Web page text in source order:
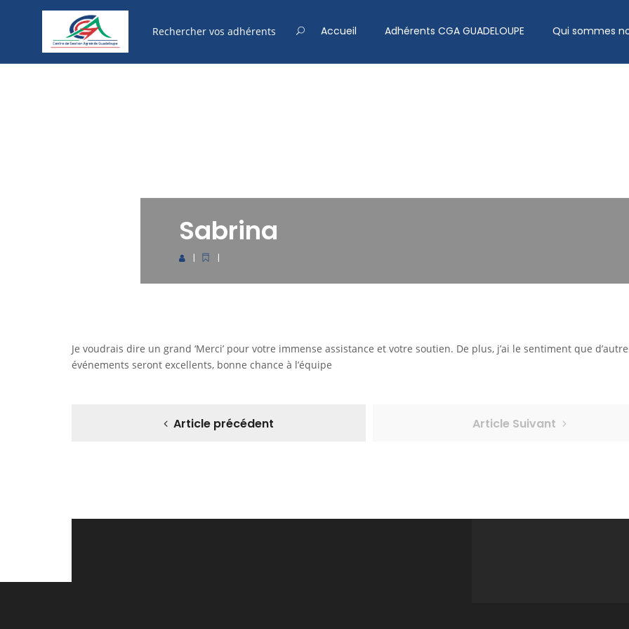
Accueil Adhérents CGA GUADELOUPE Qui sommes
Sabrina
Je voudrais dire un grand ‘Merci’ pour votre immense assistance et votre soutien. De plus, j’ai le sentiment que
événements seront excellents, bonne chance à l’équipe
Article précédent Article Suivant